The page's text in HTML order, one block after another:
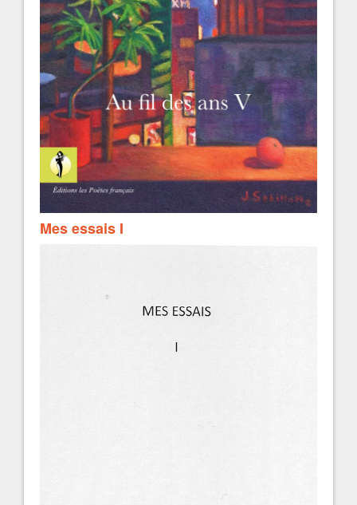
Mes essais I